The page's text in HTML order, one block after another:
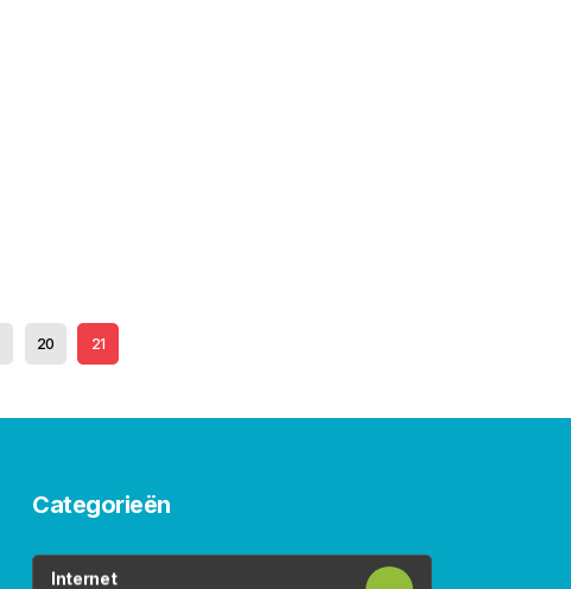
20 21
Categorieën
Internet